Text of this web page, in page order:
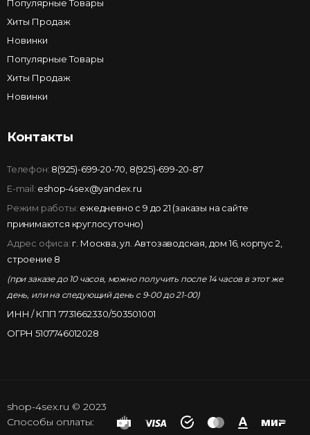
Популярные Товары
Хиты Продаж
Новинки
Популярные Товары
Хиты Продаж
Новинки
Контакты
Телефон: 8(925)-699-20-70 8(925)-699-20-87
E-mail: eshop-4sex@yandex.ru
Режим работы: ежедневно с 9 до 21 (заказы на сайте
принимаются круглосуточно)
Адрес офиса: г. Москва, ул. Автозаводская, дом 16, корпус 2,
строение 8
(при заказе до 10 часов, можно получить после 14 часов в этот же
день, или на следующий день с 9-00 до 21-00)
ИНН / КПП 7731662330/503501001
ОГРН 5107746012028
shop-4sex.ru © 2023
Способы оплаты: